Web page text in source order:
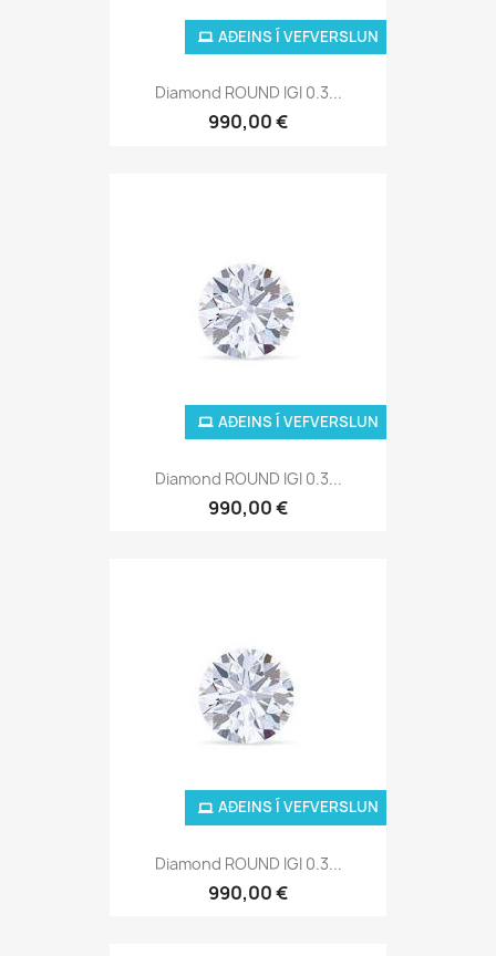
Diamond ROUND IGI 0.3...
990,00 €
AÐEINS Í VEFVERSLUN
Diamond ROUND IGI 0.3...
990,00 €
AÐEINS Í VEFVERSLUN
Diamond ROUND IGI 0.3...
990,00 €
AÐEINS Í VEFVERSLUN